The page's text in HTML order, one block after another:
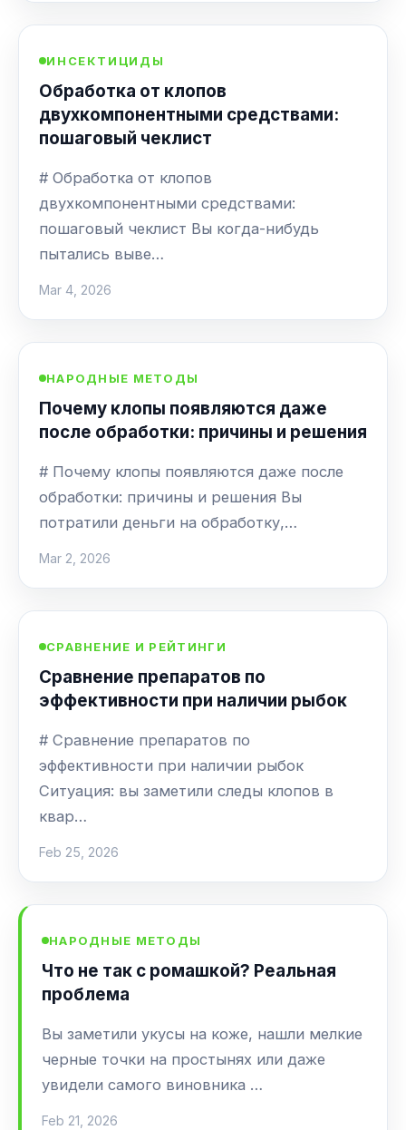
ИНСЕКТИЦИДЫ
Обработка от клопов
двухкомпонентными средствами:
пошаговый чеклист
# Обработка от клопов
двухкомпонентными средствами:
пошаговый чеклист Вы когда-нибудь
пытались выве…
Mar 4, 2026
НАРОДНЫЕ МЕТОДЫ
Почему клопы появляются даже
после обработки: причины и решения
# Почему клопы появляются даже после
обработки: причины и решения Вы
потратили деньги на обработку,…
Mar 2, 2026
СРАВНЕНИЕ И РЕЙТИНГИ
Сравнение препаратов по
эффективности при наличии рыбок
# Сравнение препаратов по
эффективности при наличии рыбок
Ситуация: вы заметили следы клопов в
квар…
Feb 25, 2026
НАРОДНЫЕ МЕТОДЫ
Что не так с ромашкой? Реальная
проблема
Вы заметили укусы на коже, нашли мелкие
черные точки на простынях или даже
увидели самого виновника …
Feb 21, 2026